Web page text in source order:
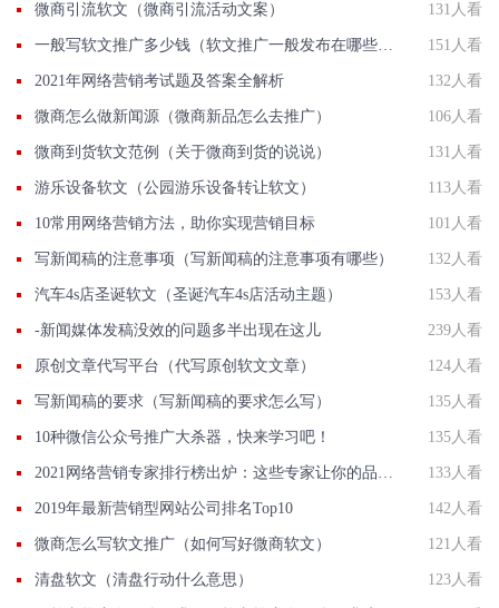
微商引流软文（微商引流活动文案） 131人看
一般写软文推广多少钱（软文推广一般发布在哪些平台） 151人看
2021年网络营销考试题及答案全解析 132人看
微商怎么做新闻源（微商新品怎么去推广） 106人看
微商到货软文范例（关于微商到货的说说） 131人看
游乐设备软文（公园游乐设备转让软文） 113人看
10常用网络营销方法，助你实现营销目标 101人看
写新闻稿的注意事项（写新闻稿的注意事项有哪些） 132人看
汽车4s店圣诞软文（圣诞汽车4s店活动主题） 153人看
-新闻媒体发稿没效的问题多半出现在这儿 239人看
原创文章代写平台（代写原创软文文章） 124人看
写新闻稿的要求（写新闻稿的要求怎么写） 135人看
10种微信公众号推广大杀器，快来学习吧！ 135人看
2021网络营销专家排行榜出炉：这些专家让你的品牌火起来！ 133人看
2019年最新营销型网站公司排名Top10 142人看
微商怎么写软文推广（如何写好微商软文） 121人看
清盘软文（清盘行动什么意思） 123人看